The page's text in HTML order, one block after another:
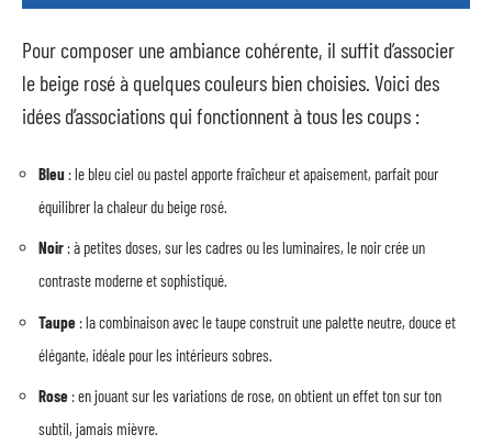
Pour composer une ambiance cohérente, il suffit d’associer
le beige rosé à quelques couleurs bien choisies. Voici des
idées d’associations qui fonctionnent à tous les coups :
Bleu : le bleu ciel ou pastel apporte fraîcheur et apaisement, parfait pour
équilibrer la chaleur du beige rosé.
Noir : à petites doses, sur les cadres ou les luminaires, le noir crée un
contraste moderne et sophistiqué.
Taupe : la combinaison avec le taupe construit une palette neutre, douce et
élégante, idéale pour les intérieurs sobres.
Rose : en jouant sur les variations de rose, on obtient un effet ton sur ton
subtil, jamais mièvre.